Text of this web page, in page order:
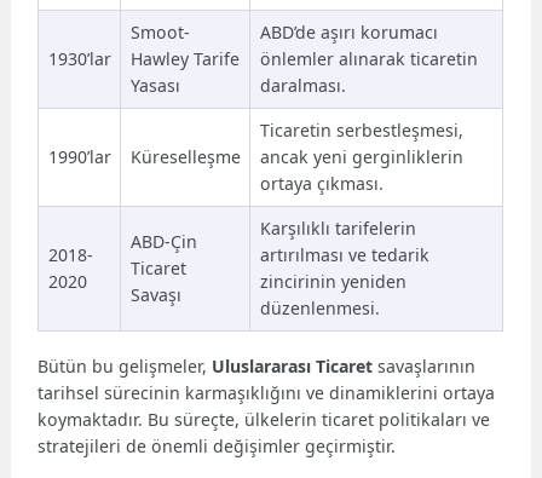
1930’lar
Smoot-
Hawley Tarife
Yasası
ABD’de aşırı korumacı
önlemler alınarak ticaretin
daralması.
1990’lar Küreselleşme
Ticaretin serbestleşmesi,
ancak yeni gerginliklerin
ortaya çıkması.
2018-
2020
ABD-Çin
Ticaret
Savaşı
Karşılıklı tarifelerin
artırılması ve tedarik
zincirinin yeniden
düzenlenmesi.
Bütün bu gelişmeler, Uluslararası Ticaret savaşlarının
tarihsel sürecinin karmaşıklığını ve dinamiklerini ortaya
koymaktadır. Bu süreçte, ülkelerin ticaret politikaları ve
stratejileri de önemli değişimler geçirmiştir.